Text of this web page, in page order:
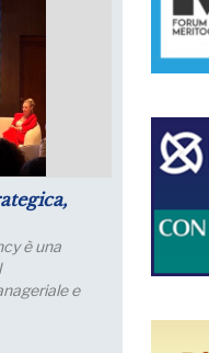
sulla
migliorano
che